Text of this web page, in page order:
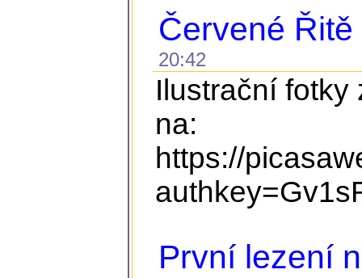
Červené
20:42
Ilustrační fotky
na:
https://
První lezení